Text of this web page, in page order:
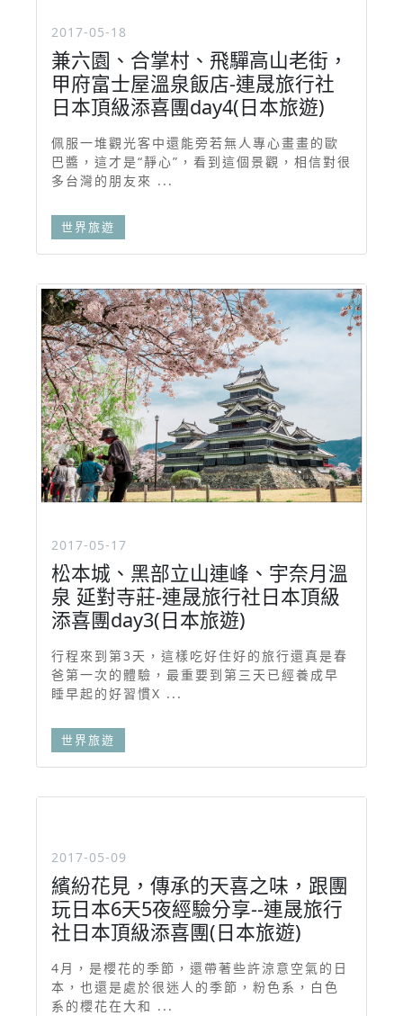
2017-05-18
兼六園、合掌村、飛驒高山老街，
甲府富士屋溫泉飯店-連晟旅行社
日本頂級添喜團day4(日本旅遊)
佩服一堆觀光客中還能旁若無人專心畫畫的歐
巴醬，這才是“靜心”，看到這個景觀，相信對很
多台灣的朋友來 ...
世界旅遊
2017-05-17
松本城、黑部立山連峰、宇奈月溫
泉 延對寺莊-連晟旅行社日本頂級
添喜團day3(日本旅遊)
行程來到第3天，這樣吃好住好的旅行還真是春
爸第一次的體驗，最重要到第三天已經養成早
睡早起的好習慣X ...
世界旅遊
2017-05-09
繽紛花見，傳承的天喜之味，跟團
玩日本6天5夜經驗分享--連晟旅行
社日本頂級添喜團(日本旅遊)
4月，是櫻花的季節，還帶著些許涼意空氣的日
本，也還是處於很迷人的季節，粉色系，白色
系的櫻花在大和 ...